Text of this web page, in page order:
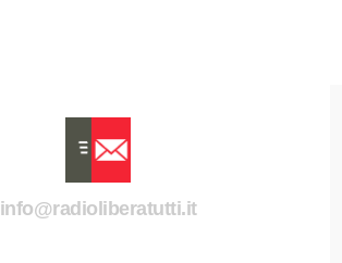
info@radioliberatutti.it